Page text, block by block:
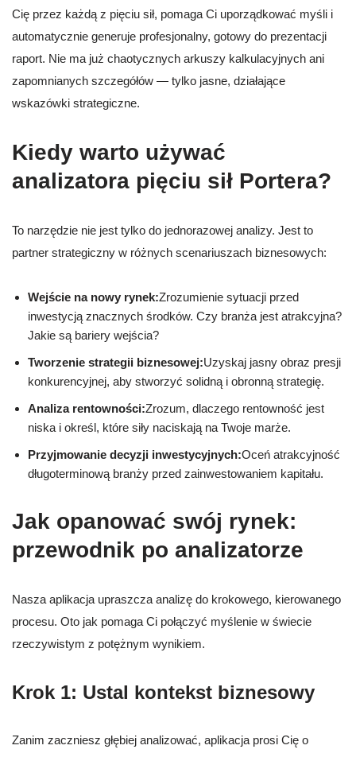
Cię przez każdą z pięciu sił, pomaga Ci uporządkować myśli i
automatycznie generuje profesjonalny, gotowy do prezentacji
raport. Nie ma już chaotycznych arkuszy kalkulacyjnych ani
zapomnianych szczegółów — tylko jasne, działające
wskazówki strategiczne.
Kiedy warto używać
analizatora pięciu sił Portera?
To narzędzie nie jest tylko do jednorazowej analizy. Jest to
partner strategiczny w różnych scenariuszach biznesowych:
Wejście na nowy rynek:Zrozumienie sytuacji przed
inwestycją znacznych środków. Czy branża jest atrakcyjna?
Jakie są bariery wejścia?
Tworzenie strategii biznesowej:Uzyskaj jasny obraz presji
konkurencyjnej, aby stworzyć solidną i obronną strategię.
Analiza rentowności:Zrozum, dlaczego rentowność jest
niska i określ, które siły naciskają na Twoje marże.
Przyjmowanie decyzji inwestycyjnych:Oceń atrakcyjność
długoterminową branży przed zainwestowaniem kapitału.
Jak opanować swój rynek:
przewodnik po analizatorze
Nasza aplikacja upraszcza analizę do krokowego, kierowanego
procesu. Oto jak pomaga Ci połączyć myślenie w świecie
rzeczywistym z potężnym wynikiem.
Krok 1: Ustal kontekst biznesowy
Zanim zaczniesz głębiej analizować, aplikacja prosi Cię o